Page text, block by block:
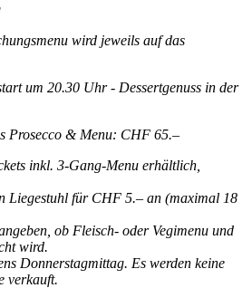
wird jeweils auf das
um 20.30 Uhr - Dessertgenuss in der
Prosecco & Menu: CHF 65.–
inkl. 3-Gang-Menu erhältlich,
Liegestuhl für CHF 5.– an (maximal 18
ob Fleisch- oder Vegimenu und
wird.
Donnerstagmittag. Es werden keine
verkauft.